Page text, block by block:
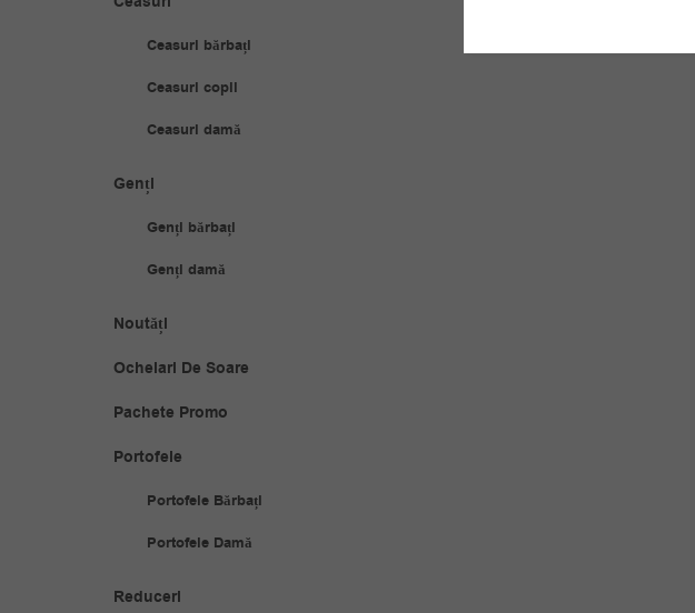
Ceasuri bărbați
Ceasuri copii
Ceasuri damă
Genți
Genți bărbați
Genți damă
Noutăți
Ochelari De Soare
Pachete Promo
Portofele
Portofele Bărbați
Portofele Damă
Reduceri